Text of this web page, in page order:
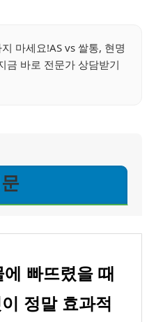
마세요!AS vs 쌀통, 현명
금 바로 전문가 상담받기
빠뜨렸을 때
정말 효과적